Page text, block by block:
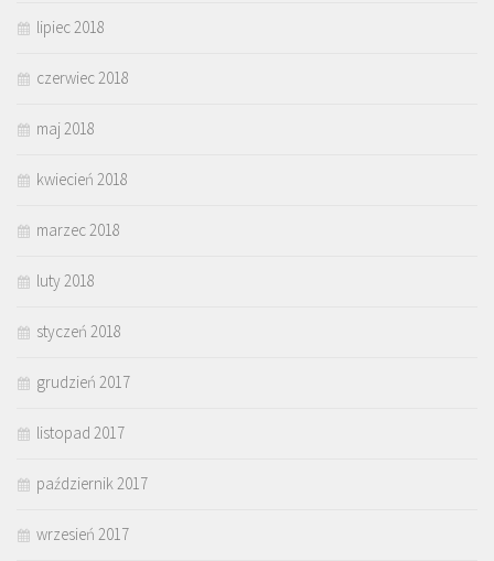
lipiec 2018
czerwiec 2018
maj 2018
kwiecień 2018
marzec 2018
luty 2018
styczeń 2018
grudzień 2017
listopad 2017
październik 2017
wrzesień 2017